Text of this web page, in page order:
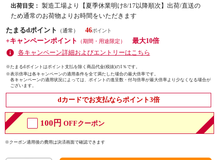
出荷目安： 製造工場より【夏季休業明け8/17以降順次】出荷/直送の
ため通常のお荷物よりお時間をいただきます
たまるdポイント
（通常）
46
+キャンペーンポイント
（期間・用途限定）
最大10倍
各キャンペーン詳細およびエントリーはこちら
※たまるdポイントはポイント支払を除く商品代金(税抜)の1％です。
※表示倍率は各キャンペーンの適用条件を全て満たした場合の最大倍率です。
各キャンペーンの適用状況によっては、ポイントの進呈数・付与倍率が最大倍率より少なくなる場合が
ございます。
dカードでお支払ならポイント3倍
100円 OFFクーポン
※クーポン適用後の費用は決済画面で確認できます